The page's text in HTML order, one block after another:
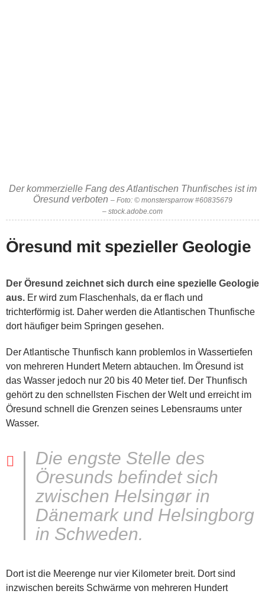
Der kommerzielle Fang des Atlantischen Thunfisches ist im
Öresund verboten – Foto: © monstersparrow #60835679
– stock.adobe.com
Öresund mit spezieller Geologie
Der Öresund zeichnet sich durch eine spezielle Geologie
aus. Er wird zum Flaschenhals, da er flach und
trichterförmig ist. Daher werden die Atlantischen Thunfische
dort häufiger beim Springen gesehen.
Der Atlantische Thunfisch kann problemlos in Wassertiefen
von mehreren Hundert Metern abtauchen. Im Öresund ist
das Wasser jedoch nur 20 bis 40 Meter tief. Der Thunfisch
gehört zu den schnellsten Fischen der Welt und erreicht im
Öresund schnell die Grenzen seines Lebensraums unter
Wasser.
Die engste Stelle des
Öresunds befindet sich
zwischen Helsingør in
Dänemark und Helsingborg
in Schweden.
Dort ist die Meerenge nur vier Kilometer breit. Dort sind
inzwischen bereits Schwärme von mehreren Hundert